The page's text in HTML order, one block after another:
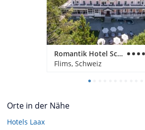
Romantik Hotel Schweizerhof & Spa
Flims, Schweiz
Orte in der Nähe
Hotels Laax